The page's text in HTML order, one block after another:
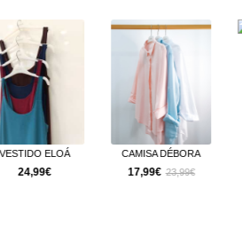
CAMISA DÉBORA
17,99€
CALÇA RAQUEL
16,99€